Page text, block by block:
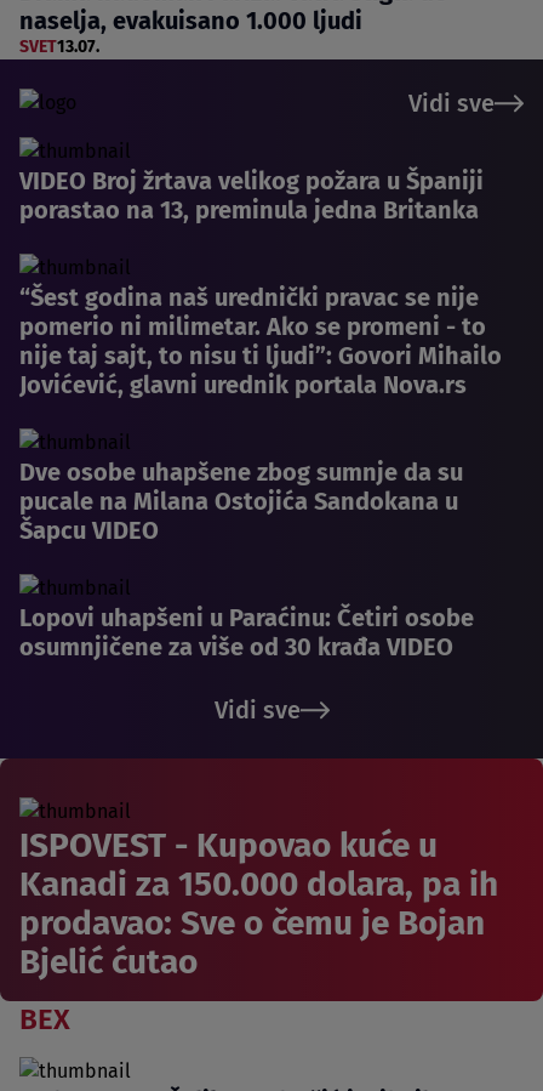
naselja, evakuisano 1.000 ljudi
SVET13.07.
Vidi sve
VIDEO Broj žrtava velikog požara u Španiji
porastao na 13, preminula jedna Britanka
“Šest godina naš urednički pravac se nije
pomerio ni milimetar. Ako se promeni - to
nije taj sajt, to nisu ti ljudi”: Govori Mihailo
Jovićević, glavni urednik portala Nova.rs
Dve osobe uhapšene zbog sumnje da su
pucale na Milana Ostojića Sandokana u
Šapcu VIDEO
Lopovi uhapšeni u Paraćinu: Četiri osobe
osumnjičene za više od 30 krađa VIDEO
Vidi sve
ISPOVEST - Kupovao kuće u
Kanadi za 150.000 dolara, pa ih
prodavao: Sve o čemu je Bojan
Bjelić ćutao
BEX